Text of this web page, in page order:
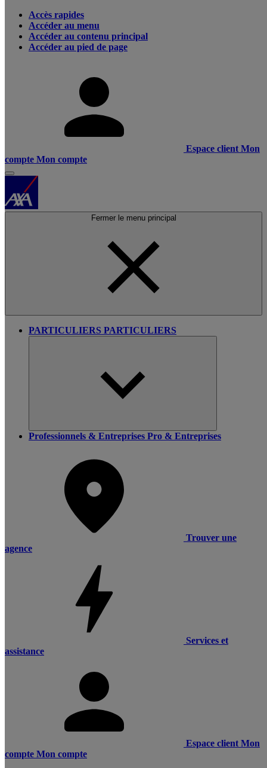
Accès rapides
Accéder au menu
Accéder au contenu principal
Accéder au pied de page
Espace client Mon
compte Mon compte
Fermer le menu principal
PARTICULIERS PARTICULIERS
Professionnels & Entreprises Pro & Entreprises
Trouver une
agence
Services et
assistance
Espace client Mon
compte Mon compte